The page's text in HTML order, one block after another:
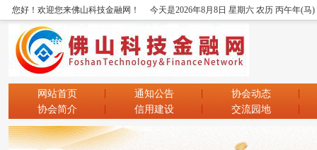
您好！欢迎您来佛山科技金融网！ 今天是2026年8月8日 星期六 农历 丙午年(马
网站首页 通知公告
协会动态
协会简介
信用建设 交流园地